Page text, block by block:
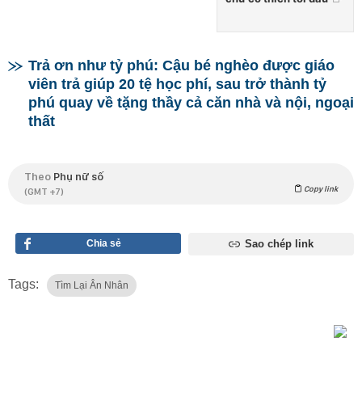
Trả ơn như tỷ phú: Cậu bé nghèo được giáo
viên trả giúp 20 tệ học phí, sau trở thành tỷ
phú quay về tặng thầy cả căn nhà và nội, ngoại
thất
Theo Phụ nữ số
(GMT +7) Copy link
Chia sẻ Sao chép link
Tags: Tìm Lại Ân Nhân